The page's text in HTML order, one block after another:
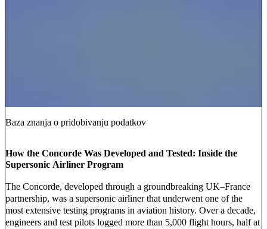
Baza znanja o pridobivanju podatkov
How the Concorde Was Developed and Tested: Inside the
Supersonic Airliner Program
The Concorde, developed through a groundbreaking UK–France
partnership, was a supersonic airliner that underwent one of the
most extensive testing programs in aviation history. Over a decade,
engineers and test pilots logged more than 5,000 flight hours, half at